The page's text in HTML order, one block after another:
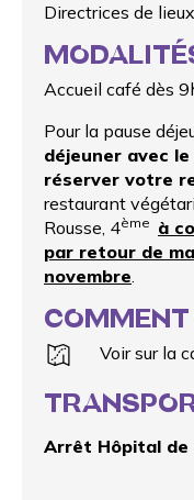
Directrices de
Accueil café dès
Pour la pause
déjeuner avec
réserver votre
restaurant
Rousse, 4ème à
par retour de
novembre.
Voir sur la
Arrêt Hôpital de